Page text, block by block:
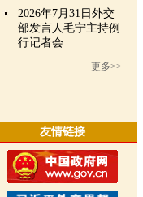
2026年7月31日外交
部发言人毛宁主持例
行记者会
更多>>
友情链接